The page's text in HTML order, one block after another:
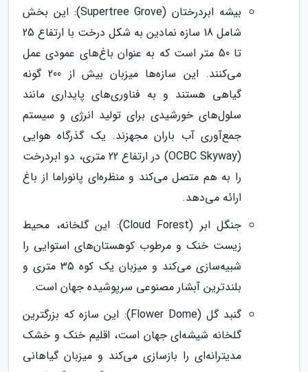
بیشه ابردرختان (Supertree Grove): این بخش
شامل 18 سازه نمادین به شکل درخت با ارتفاع 25
تا 50 متر است که به عنوان باغ‌های عمودی عمل
می‌کنند. این سازه‌ها میزبان بیش از 200 گونه
گیاهی هستند و به فناوری‌های پایداری مانند
سلول‌های خورشیدی برای تولید انرژی و سیستم
جمع‌آوری آب باران مجهزند. یک گذرگاه هوایی
(OCBC Skyway) در ارتفاع 22 متری، دو ابردرخت
را به هم متصل می‌کند و منظره‌ای پانوراما از باغ
ارائه می‌دهد.
جنگل ابر (Cloud Forest): این گلخانه، محیط
زیست خنک و مرطوب کوهستان‌های استوایی را
شبیه‌سازی می‌کند و میزبان یک کوه 35 متری و
بلندترین آبشار مصنوعی سرپوشیده جهان است.
گنبد گل (Flower Dome): این سازه که بزرگترین
گلخانه شیشه‌ای جهان است، اقلیم خنک و خشک
مدیترانه‌ای را بازسازی می‌کند و میزبان گیاهانی